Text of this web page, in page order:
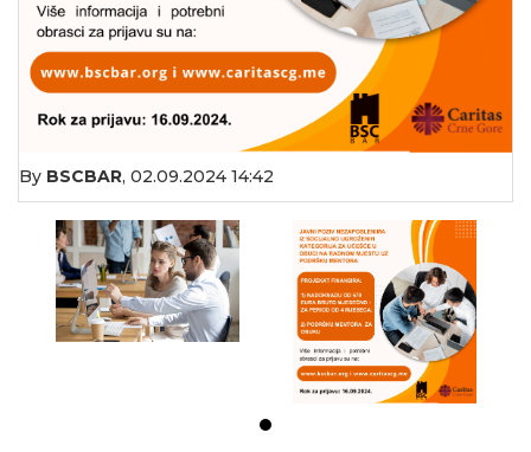
By BSCBAR, 02.09.2024 14:42